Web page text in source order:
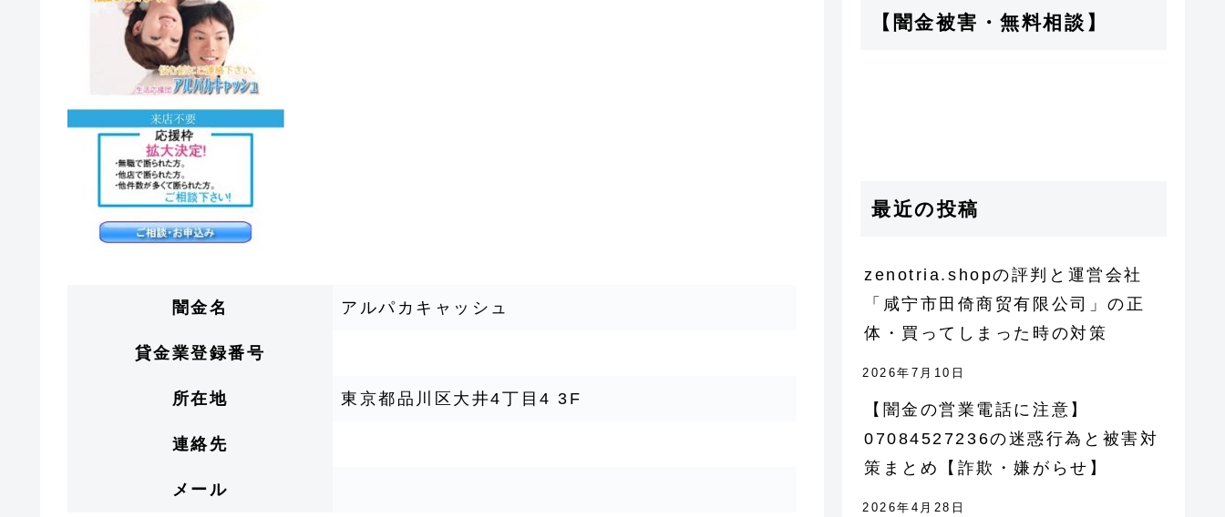
闇金名 アルパカキャッシュ
貸金業登録番号
所在地 東京都品川区大井4丁目4 3F
連絡先
メール
【闇金被害・無料相談】
最近の投稿
zenotria.shopの評判と運営会社
「咸宁市田倚商贸有限公司」の正
体・買ってしまった時の対策
2026年7月10日
【闇金の営業電話に注意】
07084527236の迷惑行為と被害対
策まとめ【詐欺・嫌がらせ】
2026年4月28日